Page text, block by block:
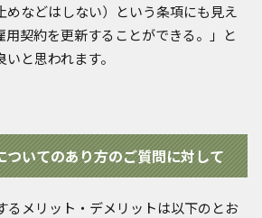
めなどはしない）という条項にも見え
用契約を更新することができる。」と
と思われます。
ついてのあり方のご質問に対して
るメリット・デメリットは以下のとお